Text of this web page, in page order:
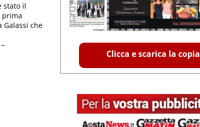
stato il
prima
che
Clicca e scarica la copia